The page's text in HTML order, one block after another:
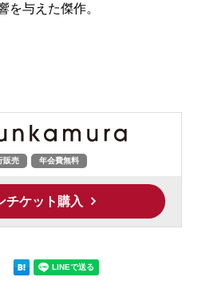
を与えた傑作。
販売 年会費無料
チケット購入